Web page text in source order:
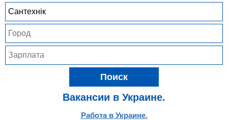
Поиск
Вакансии в Украине.
Работа в Украине.